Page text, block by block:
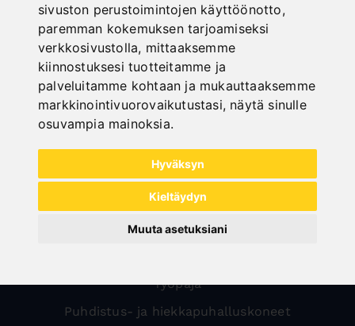
sivuston perustoimintojen käyttöönotto,
paremman kokemuksen tarjoamiseksi
verkkosivustolla, mittaaksemme
kiinnostuksesi tuotteitamme ja
palveluitamme kohtaan ja mukauttaaksemme
markkinointivuorovaikutustasi, näytä sinulle
osuvampia mainoksia.
Hyväksyn
Kieltäydyn
Muuta asetuksiani
All categories
Puu
Metalli
Levyntyöstö
Sale
Suojukset jyrsinkoneille
Työpaja
Puhdistus- ja hiekkapuhalluskoneet